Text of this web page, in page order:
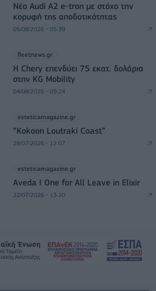
Νέο Audi A2 e-tron με στόχο την
κορυφή της αποδοτικότητας
05/08/2026 - 05:39
fleetnews.gr
Η Chery επενδύει 75 εκατ. δολάρια
στην KG Mobility
04/08/2026 - 09:24
esteticamagazine.gr
“Kokoon Loutraki Coast”
28/07/2026 - 12:07
esteticamagazine.gr
Aveda I One for All Leave in Elixir
22/07/2026 - 13:20